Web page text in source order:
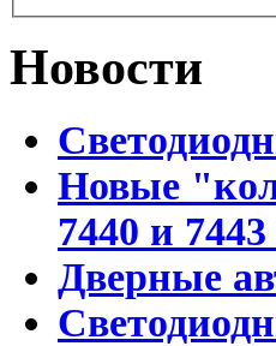
Новости
Новые
7440 и
Дверные